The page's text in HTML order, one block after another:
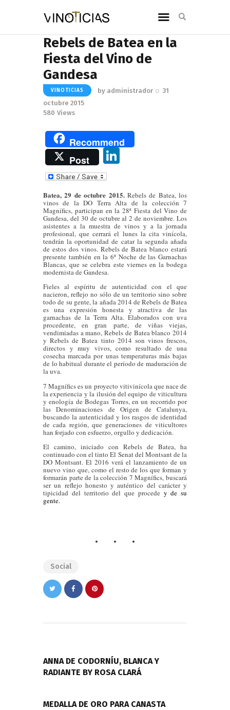
Rebels de Batea en la
Fiesta del Vino de
Gandesa
VINOTICIAS by administrador
31
octubre 2015
580 Views
Recommend
Post
k
e
dI
n
Batea, 29 de octubre 2015. Rebels de Batea, los
vinos de la DO Terra Alta de la colección 7
Magnífics, participan en la 28ª Fiesta del Vino de
Gandesa, del 30 de octubre al 2 de noviembre. Los
asistentes a la muestra de vinos y a la jornada
profesional, que cerrará el lunes la cita vinícola,
tendrán la oportunidad de catar la segunda añada
de estos dos vinos. Rebels de Batea blanco estará
presente también en la 6ª Noche de las Garnachas
Blancas, que se celebra este viernes en la bodega
modernista de Gandesa.
Fieles al espíritu de autenticidad con el que
nacieron, reflejo no sólo de un territorio sino sobre
todo de su gente, la añada 2014 de Rebels de Batea
es una expresión honesta y atractiva de las
garnachas de la Terra Alta. Elaborados con uva
procedente, en gran parte, de viñas viejas,
vendimiadas a mano, Rebels de Batea blanco 2014
y Rebels de Batea tinto 2014 son vinos frescos,
directos y muy vivos, como resultado de una
cosecha marcada por unas temperaturas más bajas
de lo habitual durante el período de maduración de
la uva.
7 Magnífics es un proyecto vitivinícola que nace de
la experiencia y la ilusión del equipo de viticultura
y enología de Bodegas Torres, en un recorrido por
las Denominaciones de Origen de Catalunya,
buscando la autenticidad y los rasgos de identidad
de cada región, que generaciones de viticultores
han forjado con esfuerzo, orgullo y dedicación.
El camino, iniciado con Rebels de Batea, ha
continuado con el tinto El Senat del Montsant de la
DO Montsant. El 2016 verá el lanzamiento de un
nuevo vino que, como el resto de los que forman y
formarán parte de la colección 7 Magnífics, buscará
ser un reflejo honesto y auténtico del carácter y
tipicidad del territorio del que procede y de su
gente.
Social
entradas
ANNA DE CODORNÍU, BLANCA Y
RADIANTE BY ROSA CLARÁ
MEDALLA DE ORO PARA CANASTA